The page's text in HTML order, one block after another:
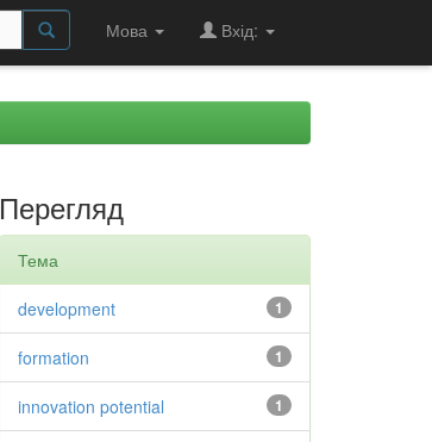
Мова Вхід:
Перегляд
Тема
1
development
1
formation
1
innovation potential